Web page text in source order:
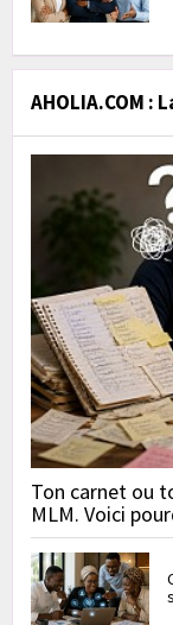
AHOLIA.COM :
Ton carnet ou
MLM. Voici